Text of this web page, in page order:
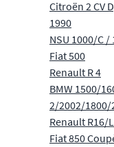
Citroën 2 CV
1990
NSU 1000/C
Fiat 500
Renault R 4
BMW 1500/
2/2002/
Renault R16/
Fiat 850